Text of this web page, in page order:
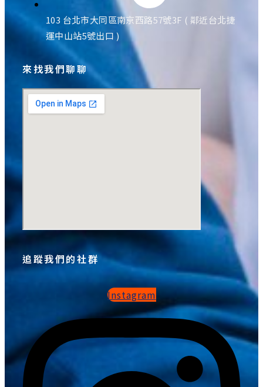
103 台北市大同區南京西路57號3F ( 鄰近台北捷
運中山站5號出口 )
來找我們聊聊
追蹤我們的社群
Instagram